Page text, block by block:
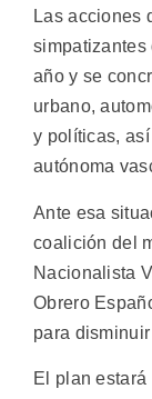
Las acciones
simpatizantes
año y se
urbano,
y políticas,
autónoma
Ante esa
coalición del
Nacionalista
Obrero
para
El plan